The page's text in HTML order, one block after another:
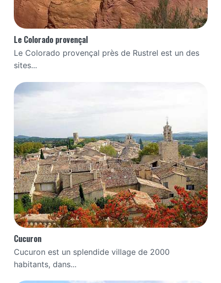
Le Colorado provençal
Le Colorado provençal près de Rustrel est un des
sites...
Cucuron
Cucuron est un splendide village de 2000
habitants, dans...